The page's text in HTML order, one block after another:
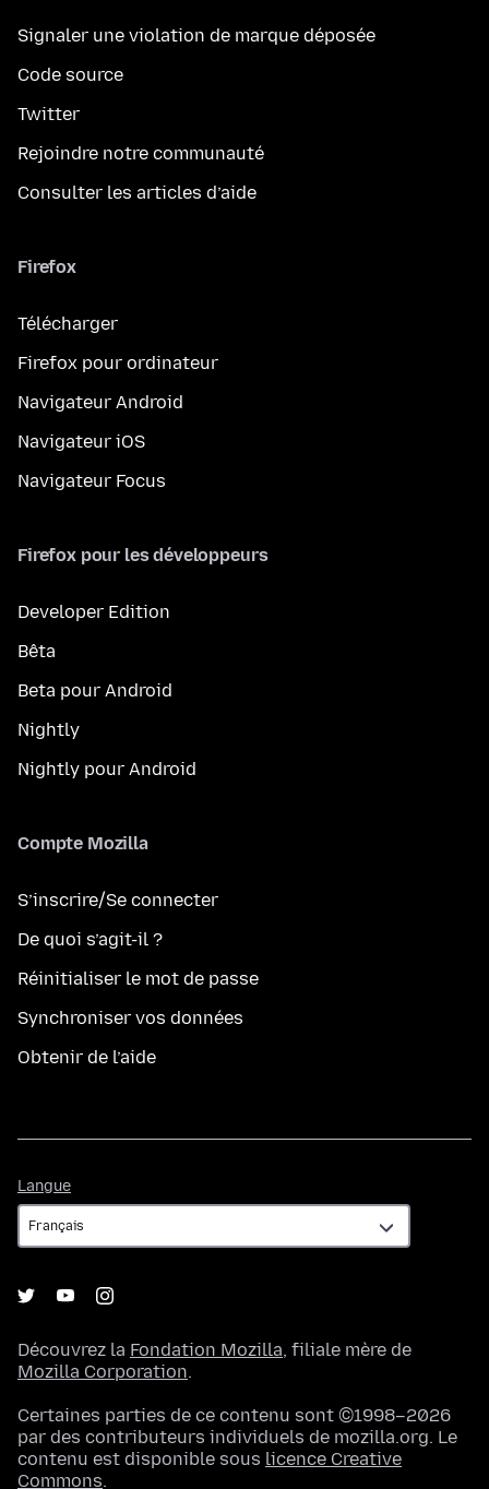
Signaler une violation de marque déposée
Code source
Twitter
Rejoindre notre communauté
Consulter les articles d’aide
Firefox
Télécharger
Firefox pour ordinateur
Navigateur Android
Navigateur iOS
Navigateur Focus
Firefox pour les développeurs
Developer Edition
Bêta
Beta pour Android
Nightly
Nightly pour Android
Compte Mozilla
S’inscrire/Se connecter
De quoi s’agit-il ?
Réinitialiser le mot de passe
Synchroniser vos données
Obtenir de l’aide
Langue
Découvrez la Fondation Mozilla, filiale mère de
Mozilla Corporation.
Certaines parties de ce contenu sont ©1998–2026
par des contributeurs individuels de mozilla.org. Le
contenu est disponible sous licence Creative
Commons.